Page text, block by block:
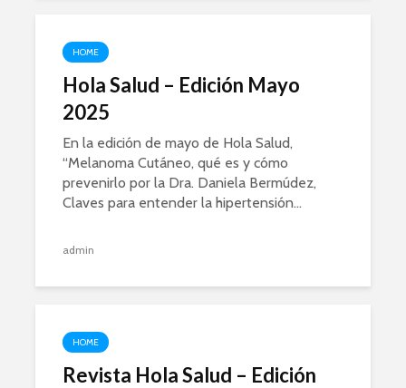
HOME
Hola Salud – Edición Mayo
2025
En la edición de mayo de Hola Salud,
“Melanoma Cutáneo, qué es y cómo
prevenirlo por la Dra. Daniela Bermúdez,
Claves para entender la hipertensión...
admin
HOME
Revista Hola Salud – Edición